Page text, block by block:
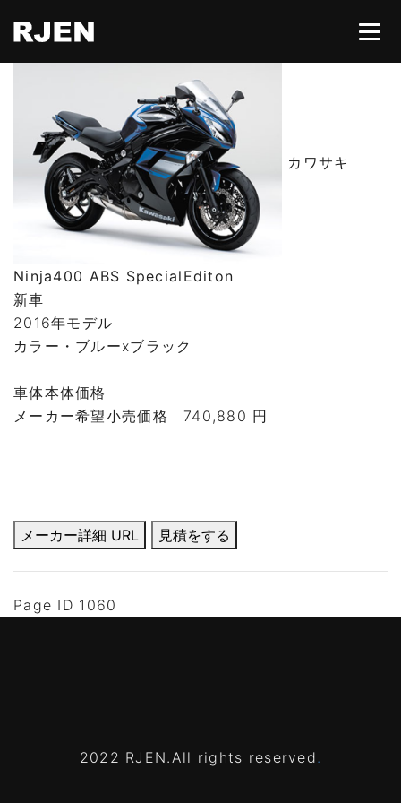
HOME
ABOUT
CONTACT
所有権解除
カワサキ
Ninja400 ABS SpecialEditon
新車
2016年モデル
カラー・ブルーxブラック
車体本体価格
メーカー希望小売価格740,880 円
メーカー詳細 URL 見積をする
Page ID 1060
2022 RJEN.All rights reserved.